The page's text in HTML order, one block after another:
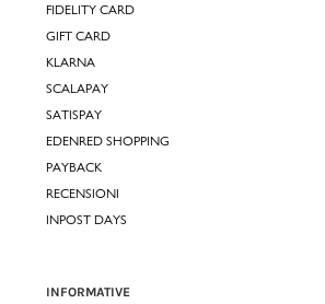
FIDELITY CARD
GIFT CARD
KLARNA
SCALAPAY
SATISPAY
EDENRED SHOPPING
PAYBACK
RECENSIONI
INPOST DAYS
INFORMATIVE